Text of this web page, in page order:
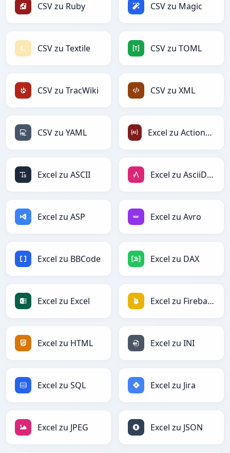
CSV zu Ruby CSV zu Magic
CSV zu Textile CSV zu TOML
CSV zu TracWiki CSV zu XML
CSV zu YAML Excel zu ActionScript
Excel zu ASCII Excel zu AsciiDoc
Excel zu ASP Excel zu Avro
Excel zu BBCode Excel zu DAX
Excel zu Excel Excel zu Firebase
Excel zu HTML Excel zu INI
Excel zu SQL Excel zu Jira
Excel zu JPEG Excel zu JSON